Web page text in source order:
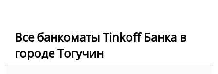
Все банкоматы Tinkoff Банка в
городе Тогучин